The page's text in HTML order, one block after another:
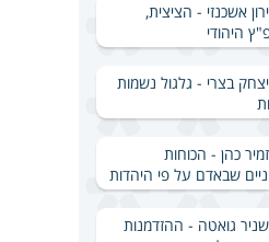
אשכנזי - הציצית,
היהודי
בצרי - גלגול נשמות
כהן - הכוחות
שבאדם על פי היהדות
גואטה - ההזדמנות